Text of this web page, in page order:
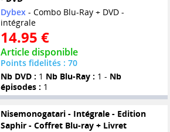
Dybex- Combo Blu-Ray + DVD -
intégrale
14.95 €
Article disponible
Points fidelités : 70
Nb DVD : 1 Nb Blu-Ray : 1 - Nb
épisodes : 1
Nisemonogatari - Intégrale - Edition
Saphir - Coffret Blu-ray + Livret